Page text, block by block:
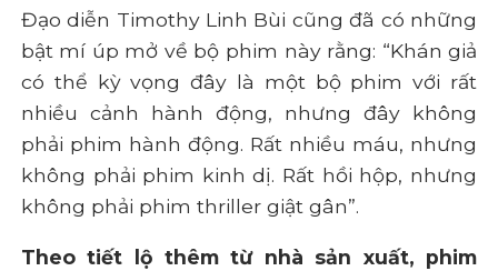
Đạo diễn Timothy Linh Bùi cũng đã có những
bật mí úp mở về bộ phim này rằng: “Khán giả
có thể kỳ vọng đây là một bộ phim với rất
nhiều cảnh hành động, nhưng đây không
phải phim hành động. Rất nhiều máu, nhưng
không phải phim kinh dị. Rất hồi hộp, nhưng
không phải phim thriller giật gân”.
Theo tiết lộ thêm từ nhà sản xuất, phim